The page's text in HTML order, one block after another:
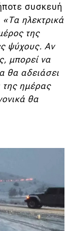
συσκευή
«Τα ηλεκτρικά
της
ψύχους. Αν
μπορεί να
θα αδειάσει
της ημέρας
θα